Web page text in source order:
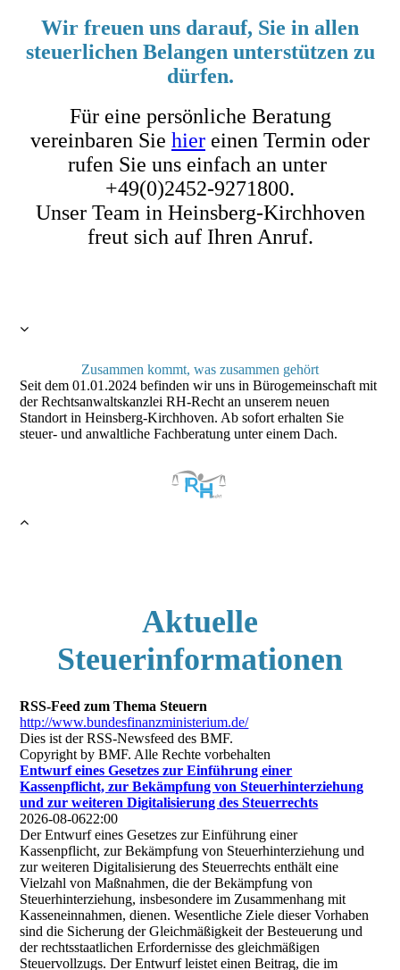
Wir freuen uns darauf, Sie in allen
steuerlichen Belangen unterstützen zu
dürfen.
Für eine persönliche Beratung
vereinbaren Sie hier einen Termin oder
rufen Sie uns einfach an unter
+49(0)2452-9271800.
Unser Team in Heinsberg-Kirchhoven
freut sich auf Ihren Anruf.
Zusammen kommt, was zusammen gehört
Seit dem 01.01.2024 befinden wir uns in Bürogemeinschaft mit
der Rechtsanwaltskanzlei RH-Recht an unserem neuen
Standort in Heinsberg-Kirchhoven. Ab sofort erhalten Sie
steuer- und anwaltliche Fachberatung unter einem Dach.
Aktuelle
Steuerinformationen
RSS-Feed zum Thema Steuern
http://www.bundesfinanzministerium.de/
Dies ist der RSS-Newsfeed des BMF.
Copyright by BMF. Alle Rechte vorbehalten
Entwurf eines Gesetzes zur Einführung einer
Kassenpflicht, zur Bekämpfung von Steuerhinterziehung
und zur weiteren Digitalisierung des Steuerrechts
2026-08-0622:00
Der Entwurf eines Gesetzes zur Einführung einer
Kassenpflicht, zur Bekämpfung von Steuerhinterziehung und
zur weiteren Digitalisierung des Steuerrechts enthält eine
Vielzahl von Maßnahmen, die der Bekämpfung von
Steuerhinterziehung, insbesondere im Zusammenhang mit
Kasseneinnahmen, dienen. Wesentliche Ziele dieser Vorhaben
sind die Sicherung der Gleichmäßigkeit der Besteuerung und
der rechtsstaatlichen Erfordernisse des gleichmäßigen
Steuervollzugs. Der Entwurf leistet einen Beitrag, die im